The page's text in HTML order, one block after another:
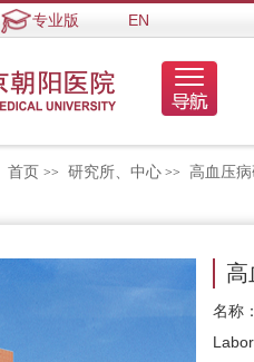
专业版 EN
首页 >> 研究所、中心 >> 高血压
高
名称